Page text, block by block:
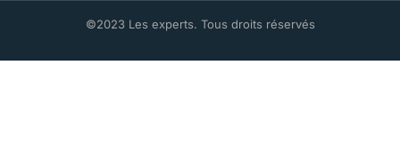
©2023 Les experts. Tous droits réservés